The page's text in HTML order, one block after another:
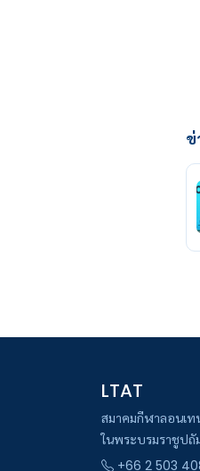
ข่
LTAT
สมาคมกีฬาลอนเท
ในพระบรมราชูปถั
+66 2 503